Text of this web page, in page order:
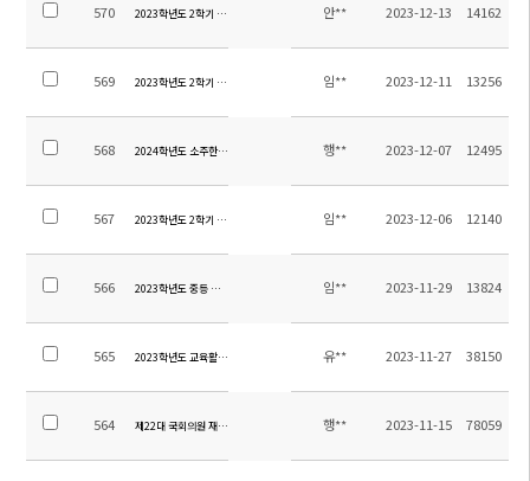
570 2023학년도 2학기 초등 방과후학교 교육활동비 집행내역 및 만족도 조사 결과
안** 2023-12-13 14162
569 2023학년도 2학기 방과후학교 만족도 조사 결과임** 2023-12-11 13256
568 2024학년도 소주한국학교 학교급식 위탁용역 입찰공고
행** 2023-12-07 12495
567 2023학년도 2학기 중고등 방과후학교 만족도 조사 실시
임** 2023-12-06 12140
566 2023학년도 중등 겨울방학 방과후학교 수강 신청 안내 가정통신문
임** 2023-11-29 13824
565 2023학년도 교육활동 만족도 및 2024학년도 학교교육과정 편성을 위한 설문조사 결과(초등)
유** 2023-11-27 38150
564 제22대 국회의원 재외선거 부재자투표 안내자료행** 2023-11-15 78059